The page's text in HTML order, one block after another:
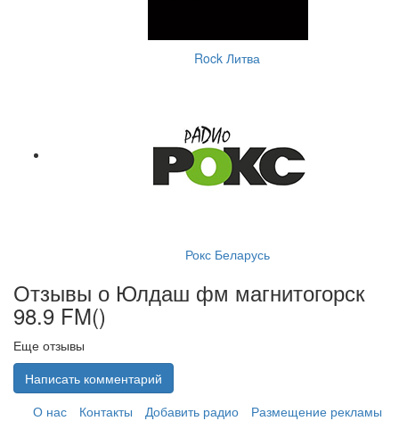
Rock Литва
Рокс Беларусь
Отзывы о Юлдаш фм магнитогорск
98.9 FM()
Еще отзывы
Написать комментарий
О нас
Контакты Добавить радио
Размещение рекламы